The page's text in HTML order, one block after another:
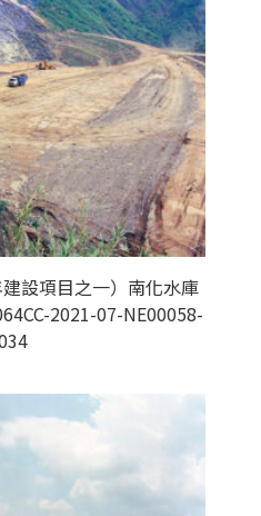
設項目之一）南化水庫
2021-07-NE00058-